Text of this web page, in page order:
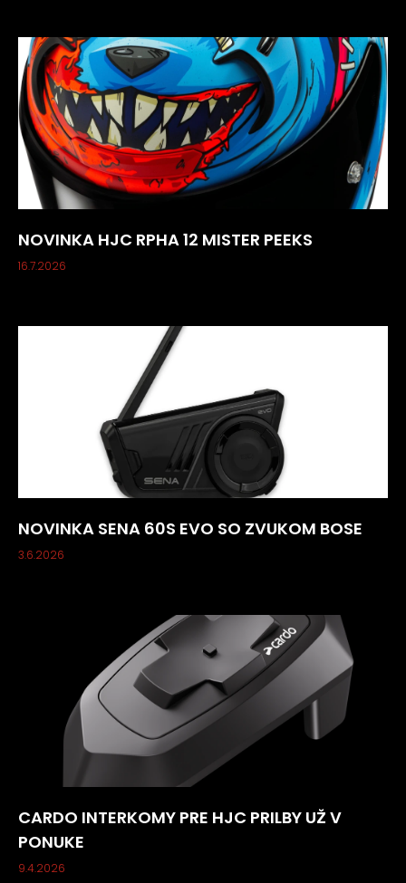
NOVINKA HJC RPHA 12 MISTER PEEKS
16.7.2026
NOVINKA SENA 60S EVO SO ZVUKOM BOSE
3.6.2026
CARDO INTERKOMY PRE HJC PRILBY UŽ V
PONUKE
9.4.2026